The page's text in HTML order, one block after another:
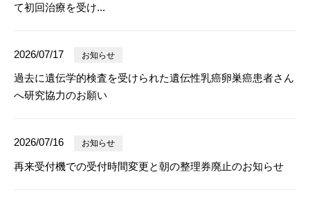
て初回治療を受け...
2026/07/17 お知らせ
過去に遺伝学的検査を受けられた遺伝性乳癌卵巣癌患者さん
へ研究協力のお願い
2026/07/16 お知らせ
再来受付機での受付時間変更と朝の整理券廃止のお知らせ